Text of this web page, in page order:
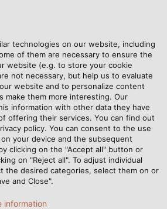
quan trọng của dây harnessing
là gì? Tầm
của dây
technologies on our website, including
of them are necessary to ensure the
website (e.g. to store your cookie
not necessary, but help us to evaluate
website and to personalize content
make them more interesting. Our
information with other data they have
offering their services. You can find out
policy. You can consent to the use
your device and the subsequent
clicking on the "Accept all" button or
on "Reject all". To adjust individual
the desired categories, select them on or
and Close".
information